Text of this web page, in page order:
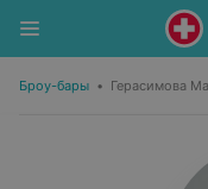
Броу-бары • Герасимова